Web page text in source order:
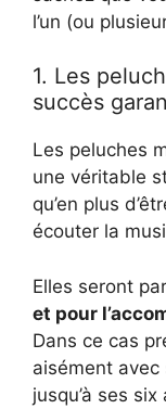
l’un (ou
1. Les
succès
Les peluches
une véritable
qu’en plus
écouter la
Elles seront
et pour
Dans ce cas
aisément avec
jusqu’à ses six